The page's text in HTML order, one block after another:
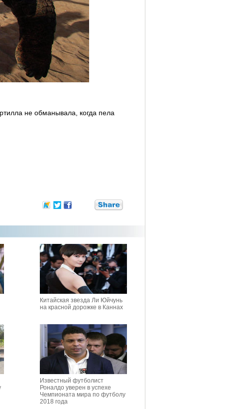
не обманывала, когда пела
Китайская звезда Ли Юйчунь
на красной дорожке в Каннах
Известный футболист
Роналдо уверен в успехе
Чемпионата мира по футболу
2018 года